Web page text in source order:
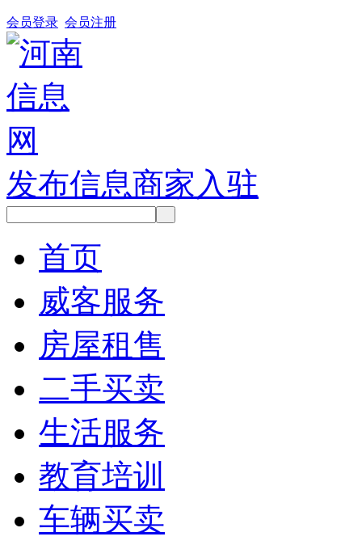
会员登录 会员注册
发布信息商家入驻
首页
威客服务
房屋租售
二手买卖
生活服务
教育培训
车辆买卖